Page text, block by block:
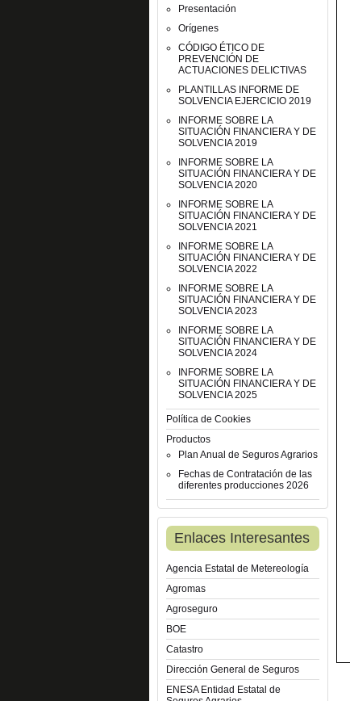
Presentación
Orígenes
CÓDIGO ÉTICO DE
PREVENCIÓN DE
ACTUACIONES DELICTIVAS
PLANTILLAS INFORME DE
SOLVENCIA EJERCICIO 2019
INFORME SOBRE LA
SITUACIÓN FINANCIERA Y DE
SOLVENCIA 2019
INFORME SOBRE LA
SITUACIÓN FINANCIERA Y DE
SOLVENCIA 2020
INFORME SOBRE LA
SITUACIÓN FINANCIERA Y DE
SOLVENCIA 2021
INFORME SOBRE LA
SITUACIÓN FINANCIERA Y DE
SOLVENCIA 2022
INFORME SOBRE LA
SITUACIÓN FINANCIERA Y DE
SOLVENCIA 2023
INFORME SOBRE LA
SITUACIÓN FINANCIERA Y DE
SOLVENCIA 2024
INFORME SOBRE LA
SITUACIÓN FINANCIERA Y DE
SOLVENCIA 2025
Política de Cookies
Productos
Plan Anual de Seguros Agrarios
Fechas de Contratación de las
diferentes producciones 2026
Enlaces Interesantes
Agencia Estatal de Metereología
Agromas
Agroseguro
BOE
Catastro
Dirección General de Seguros
ENESA Entidad Estatal de